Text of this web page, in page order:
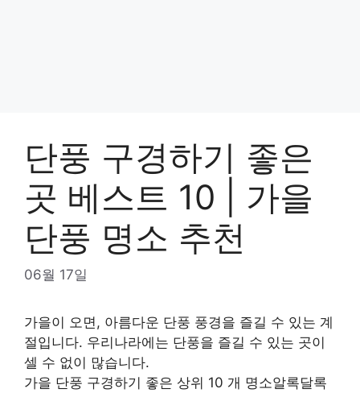
단풍 구경하기 좋은
곳 베스트 10 | 가을
단풍 명소 추천
06월 17일
가을이 오면, 아름다운 단풍 풍경을 즐길 수 있는 계
절입니다. 우리나라에는 단풍을 즐길 수 있는 곳이
셀 수 없이 많습니다.
가을 단풍 구경하기 좋은 상위 10 개 명소알록달록